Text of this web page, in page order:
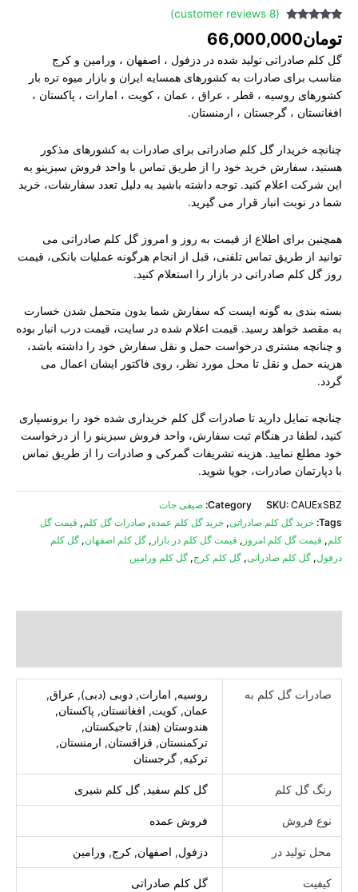
Rated
out of 5
based on
customer
ratings
(
8
customer reviews)
تومان66,000,000
گل کلم صادراتی تولید شده در دزفول ، اصفهان ، ورامین و کرج
مناسب برای صادرات به کشورهای همسایه ایران و بازار میوه تره بار
کشورهای روسیه ، قطر ، عراق ، عمان ، کویت ، امارات ، پاکستان ،
افغانستان ، گرجستان ، ارمنستان.
چنانچه خریدار گل کلم صادراتی برای صادرات به کشورهای مذکور
هستید، سفارش خرید خود را از طریق تماس با واحد فروش سبزینو به
این شرکت اعلام کنید. توجه داشته باشید به دلیل تعدد سفارشات، خرید
شما در نوبت انبار قرار می گیرید.
همچنین برای اطلاع از قیمت به روز و امروز گل کلم صادراتی می
توانید از طریق تماس تلفنی، قبل از انجام هرگونه عملیات بانکی، قیمت
روز گل کلم صادراتی در بازار را استعلام کنید.
بسته بندی به گونه ایست که سفارش شما بدون متحمل شدن خسارت
به مقصد خواهد رسید. قیمت اعلام شده در سایت، قیمت درب انبار بوده
و چنانچه مشتری درخواست حمل و نقل سفارش خود را داشته باشد،
هزینه حمل و نقل تا محل مورد نظر، روی فاکتور ایشان اعمال می
گردد.
چنانچه تمایل دارید تا صادرات گل کلم خریداری شده خود را برونسپاری
کنید، لطفا در هنگام ثبت سفارش، واحد فروش سبزینو را از درخواست
خود مطلع نمایید. هزینه تشریفات گمرکی و صادرات را از طریق تماس
با دپارتمان صادرات، جویا شوید.
SKU: CAUExSBZ
Category: صیفی جات
Tags: خرید گل کلم صادراتی, خرید گل کلم عمده, صادرات گل کلم , قیمت گل
کلم , قیمت گل کلم امروز , قیمت گل کلم در بازار , گل کلم اصفهان, گل کلم
دزفول, گل کلم صادراتی, گل کلم کرج, گل کلم ورامین
صادرات گل کلم به
روسیه, امارات, دوبی (دبی), عراق,
عمان, کویت, افغانستان, پاکستان,
هندوستان (هند), تاجیکستان,
ترکمنستان, قزاقستان, ارمنستان,
ترکیه, گرجستان
رنگ گل کلم گل کلم سفید, گل کلم شیری
نوع فروش فروش عمده
محل تولید در دزفول, اصفهان, کرج, ورامین
کیفیت گل کلم صادراتی